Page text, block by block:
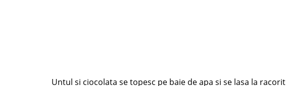
Untul si ciocolata se topesc pe baie de apa si se lasa la racorit